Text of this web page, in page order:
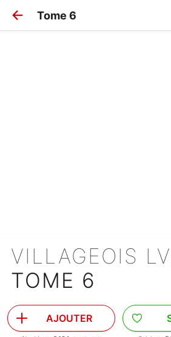
Tome 6
VILLAGEOIS
TOME 6
AJOUTER